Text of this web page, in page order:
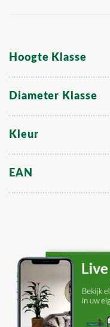
Hoogte Klasse
Diameter Klasse
Kleur
EAN